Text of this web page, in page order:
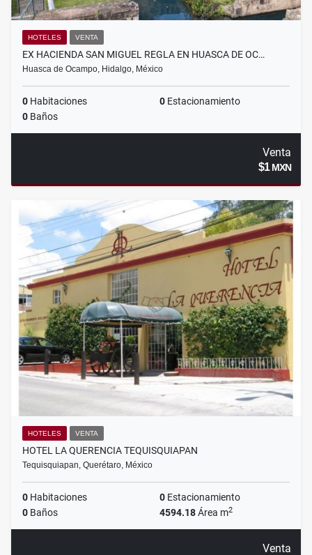
HOTELES VENTA
EX HACIENDA SAN MIGUEL REGLA EN HUASCA DE OC…
Huasca de Ocampo, Hidalgo, México
0 Habitaciones 0 Estacionamiento
0 Baños
Venta
$1MXN
HOTELES VENTA
HOTEL LA QUERENCIA TEQUISQUIAPAN
Tequisquiapan, Querétaro, México
0 Habitaciones 0 Estacionamiento
0 Baños 4594.18Área m2
Venta